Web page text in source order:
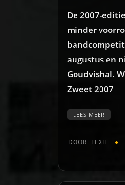
De 2007-
minder
augustus en
Goudvishal.
Zweet 2007
LEES MEER
DOOR LEXIE